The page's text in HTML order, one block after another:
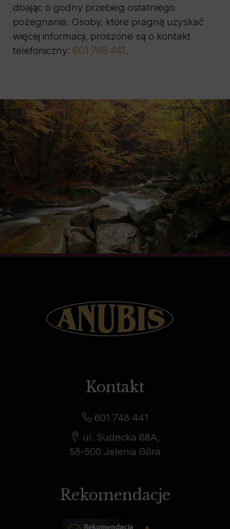
dbając o godny przebieg ostatniego
pożegnania. Osoby, które pragną uzyskać
więcej informacji, proszone są o kontakt
telefoniczny: 601 748 441 .
Kontakt
601 748 441
ul. Sudecka 68A,
58-500 Jelenia Góra
Rekomendacje